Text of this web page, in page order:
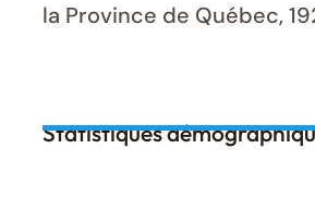
la Province de Québec,
Statistiques